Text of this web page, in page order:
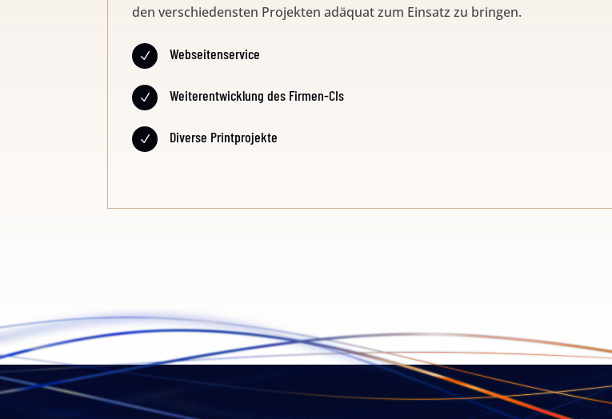
den verschiedensten Projekten adäquat zum Einsatz zu bringen.
N Webseitenservice
N Weiterentwicklung des Firmen-CIs
N Diverse Printprojekte